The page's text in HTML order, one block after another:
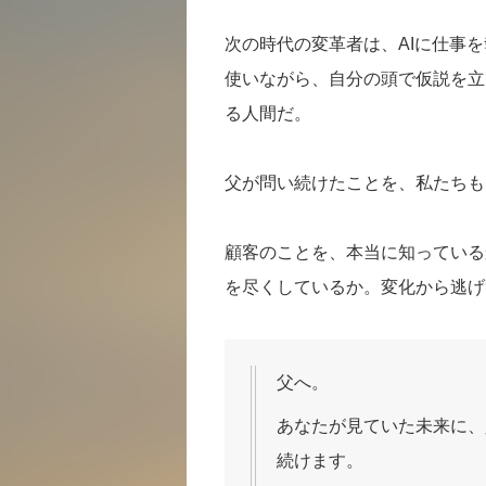
次の時代の変革者は、AIに仕事
使いながら、自分の頭で仮説を
る人間だ。
父が問い続けたことを、私たち
顧客のことを、本当に知ってい
を尽くしているか。変化から逃
父へ。
あなたが見ていた未来に
続けます。